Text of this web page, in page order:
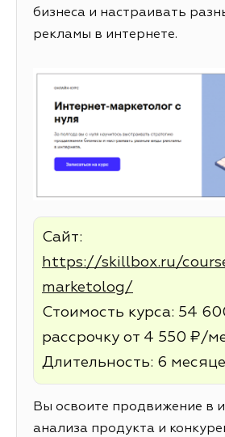
бизнеса и настраивать
рекламы в интернете.
Сайт:
https://skillbox.ru/
marketolog/
Стоимость курса: 54
рассрочку от 4 550 ₽/
Длительность: 6
Вы освоите продвижение в
анализа продукта и